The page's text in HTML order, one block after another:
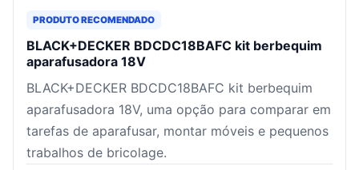
PRODUTO RECOMENDADO
BLACK+DECKER BDCDC18BAFC kit berbequim
aparafusadora 18V
BLACK+DECKER BDCDC18BAFC kit berbequim
aparafusadora 18V, uma opção para comparar em
tarefas de aparafusar, montar móveis e pequenos
trabalhos de bricolage.